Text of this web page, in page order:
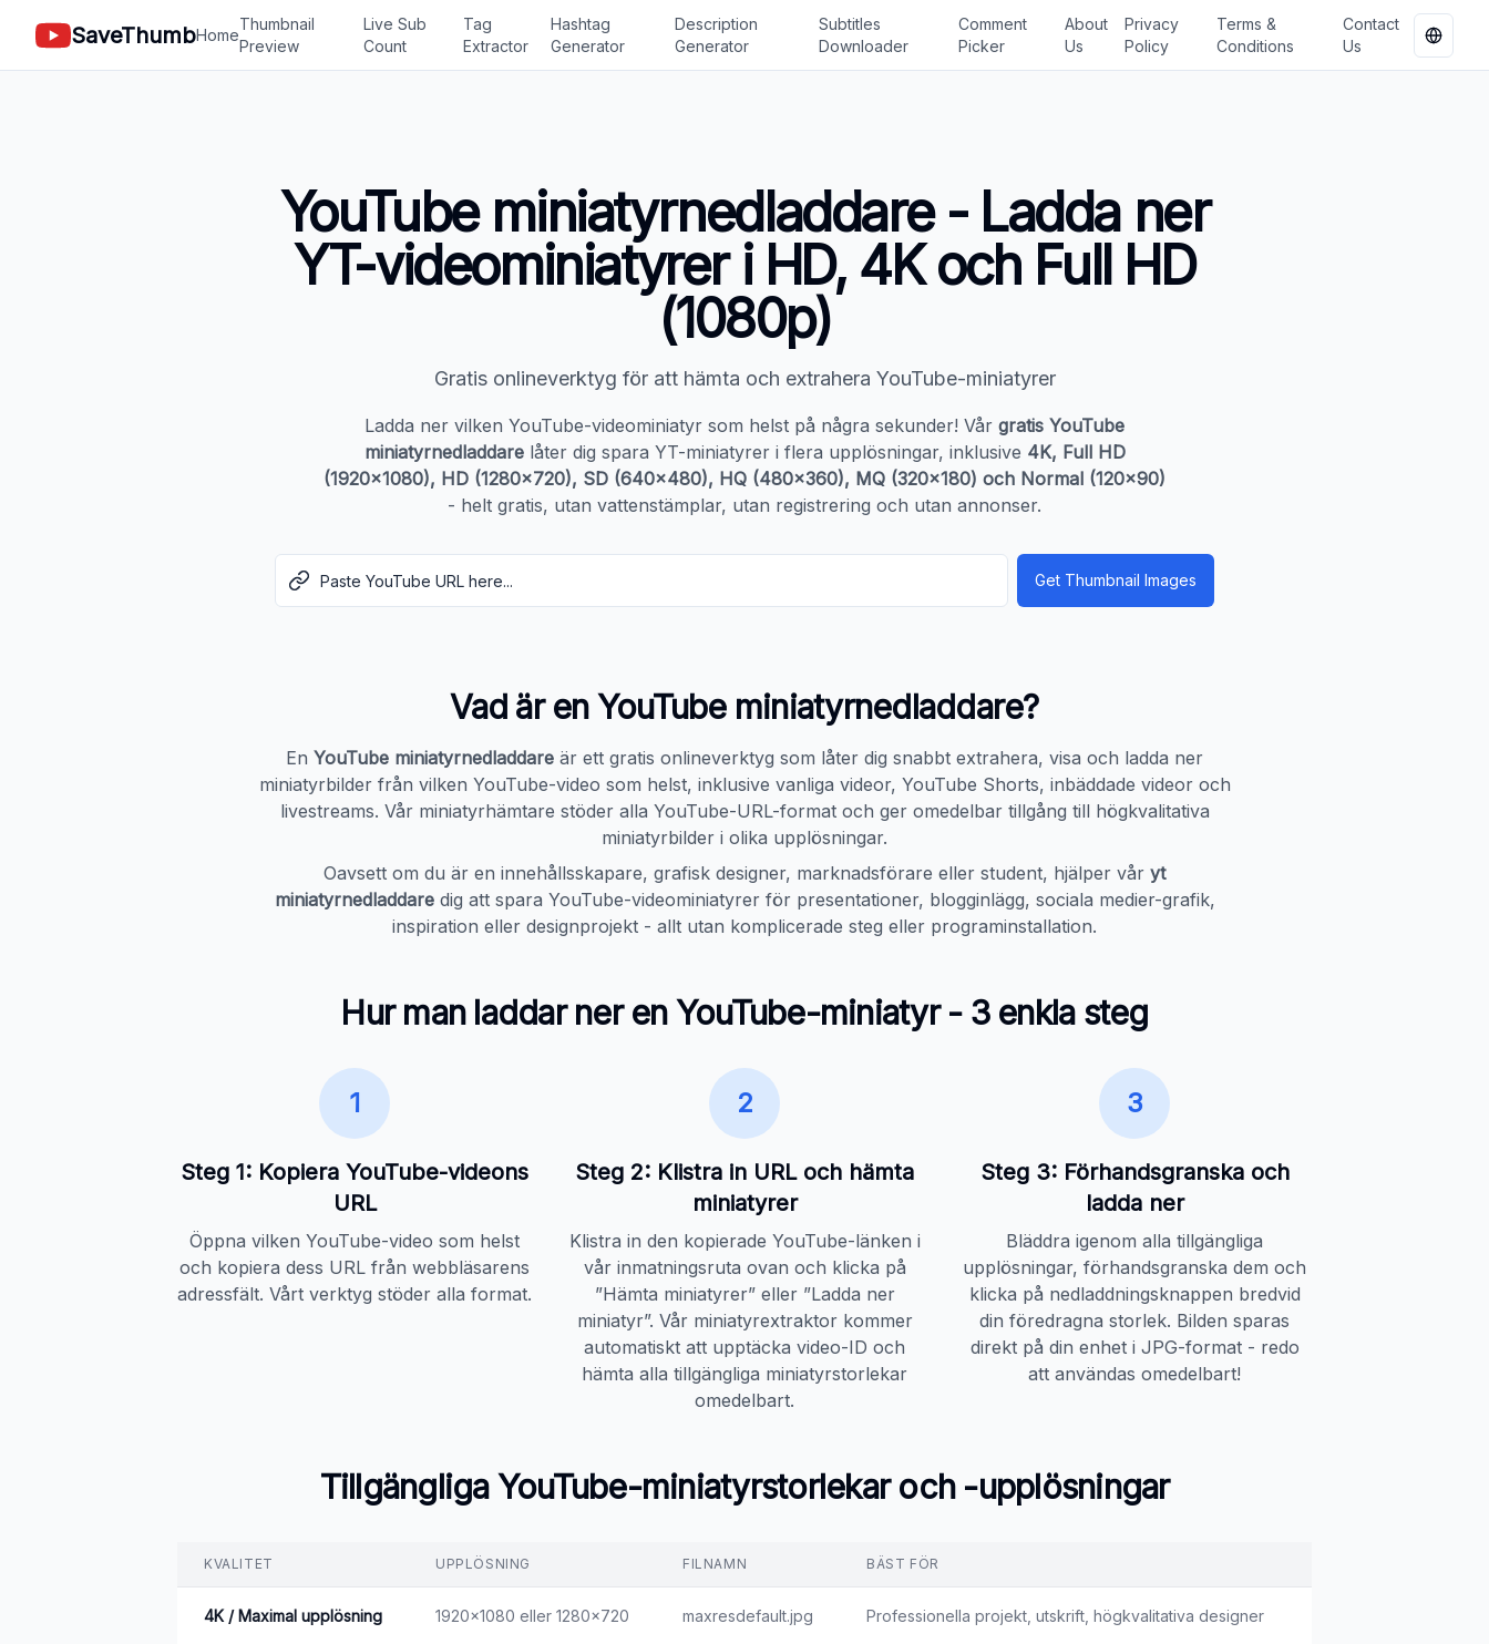
SaveThumbHome
Thumbnail
Preview
Live Sub
Count
Tag
Extractor
Hashtag
Generator
Description
Generator
Subtitles
Downloader
Comment
Picker
About
Us
Privacy
Policy
Terms &
Conditions
Contact
Us
YouTube miniatyrnedladdare - Ladda ner
YT-videominiatyrer i HD, 4K och Full HD
(1080p)
Gratis onlineverktyg för att hämta och extrahera YouTube-miniatyrer
Ladda ner vilken YouTube-videominiatyr som helst på några sekunder! Vår gratis YouTube
miniatyrnedladdarelåter dig spara YT-miniatyrer i flera upplösningar, inklusive 4K, Full HD
(1920x1080), HD (1280x720), SD (640x480), HQ (480x360), MQ (320x180) och Normal (120x90)
- helt gratis, utan vattenstämplar, utan registrering och utan annonser.
Get Thumbnail Images
Vad är en YouTube miniatyrnedladdare?
En YouTube miniatyrnedladdare är ett gratis onlineverktyg som låter dig snabbt extrahera, visa och ladda ner
miniatyrbilder från vilken YouTube-video som helst, inklusive vanliga videor, YouTube Shorts, inbäddade videor och
livestreams. Vår miniatyrhämtare stöder alla YouTube-URL-format och ger omedelbar tillgång till högkvalitativa
miniatyrbilder i olika upplösningar.
Oavsett om du är en innehållsskapare, grafisk designer, marknadsförare eller student, hjälper vår yt
miniatyrnedladdaredig att spara YouTube-videominiatyrer för presentationer, blogginlägg, sociala medier-grafik,
inspiration eller designprojekt - allt utan komplicerade steg eller programinstallation.
Hur man laddar ner en YouTube-miniatyr - 3 enkla steg
1
Steg 1: Kopiera YouTube-videons
URL
Öppna vilken YouTube-video som helst
och kopiera dess URL från webbläsarens
adressfält. Vårt verktyg stöder alla format.
2
Steg 2: Klistra in URL och hämta
miniatyrer
Klistra in den kopierade YouTube-länken i
vår inmatningsruta ovan och klicka på
”Hämta miniatyrer” eller ”Ladda ner
miniatyr”. Vår miniatyrextraktor kommer
automatiskt att upptäcka video-ID och
hämta alla tillgängliga miniatyrstorlekar
omedelbart.
3
Steg 3: Förhandsgranska och
ladda ner
Bläddra igenom alla tillgängliga
upplösningar, förhandsgranska dem och
klicka på nedladdningsknappen bredvid
din föredragna storlek. Bilden sparas
direkt på din enhet i JPG-format - redo
att användas omedelbart!
Tillgängliga YouTube-miniatyrstorlekar och -upplösningar
KVALITET UPPLÖSNING FILNAMN BÄST FÖR
4K / Maximal upplösning 1920x1080 eller 1280x720 maxresdefault.jpg Professionella projekt, utskrift, högkvalitativa designer